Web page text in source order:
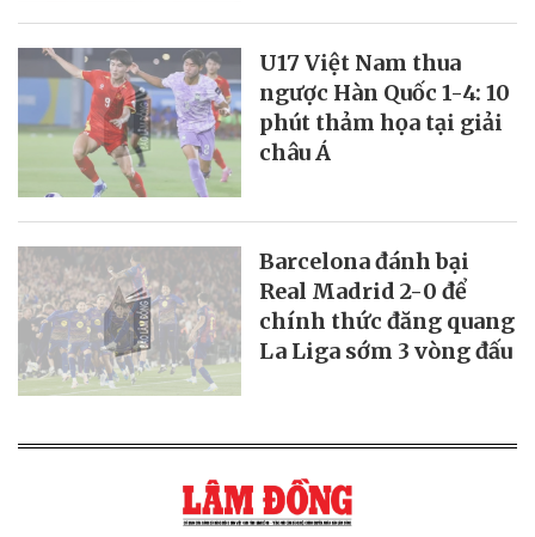
U17 Việt Nam thua
ngược Hàn Quốc 1-4: 10
phút thảm họa tại giải
châu Á
Barcelona đánh bại
Real Madrid 2-0 để
chính thức đăng quang
La Liga sớm 3 vòng đấu